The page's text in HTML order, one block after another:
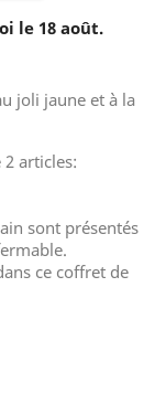
le 18 août.
joli jaune et à la
articles:
sont présentés
ce coffret de